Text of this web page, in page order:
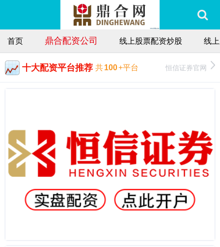
首页 鼎合配资公司 线上股票配资炒股 线
十大配资平台推荐 共100+平台 恒信证券官网